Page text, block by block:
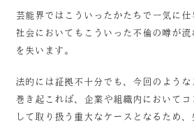
芸能界ではこういったかたちで一気に
社会においてもこういった不倫の噂が流
を失います。
法的には証拠不十分でも、今回のよう
巻き起これば、企業や組織内においてコ
して取り扱う重大なケースとなるため